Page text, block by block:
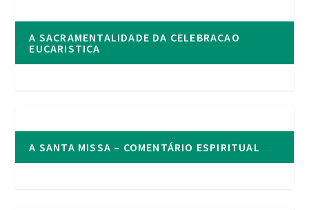
A SACRAMENTALIDADE DA CELEBRACAO
EUCARISTICA
A SANTA MISSA – COMENTÁRIO ESPIRITUAL